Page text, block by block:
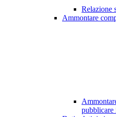
Relazione
Ammontare
pubblicare